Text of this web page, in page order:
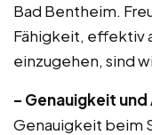
Bad Bentheim.
Fähigkeit, effektiv
einzugehen, sind
– Genauigkeit
Genauigkeit beim